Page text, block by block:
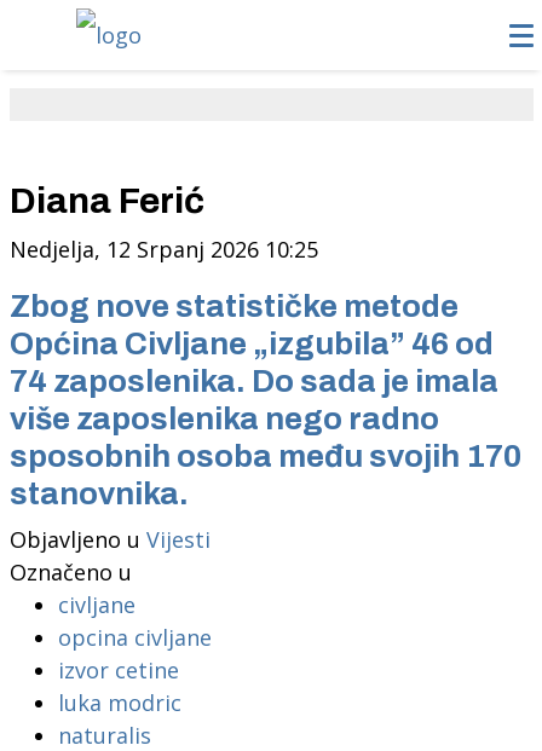
Diana Ferić
Nedjelja, 12 Srpanj 2026 10:25
Zbog nove statističke metode
Općina Civljane „izgubila” 46 od
74 zaposlenika. Do sada je imala
više zaposlenika nego radno
sposobnih osoba među svojih 170
stanovnika.
Objavljeno u Vijesti
Označeno u
civljane
opcina civljane
izvor cetine
luka modric
naturalis